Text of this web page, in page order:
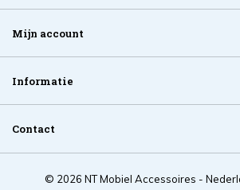
Mijn account
Informatie
Contact
© 2026 NT Mobiel Accessoires -